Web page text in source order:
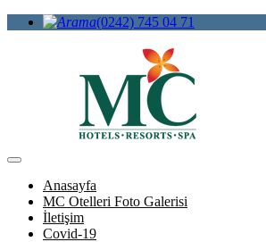
(0242) 745 04 71
Anasayfa
MC Otelleri Foto Galerisi
İletişim
Covid-19